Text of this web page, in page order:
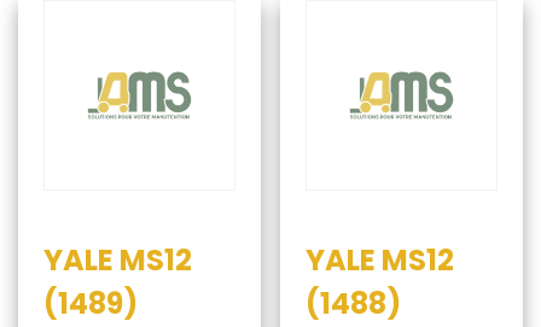
YALE MS12
(1489)
YALE MS12
(1488)